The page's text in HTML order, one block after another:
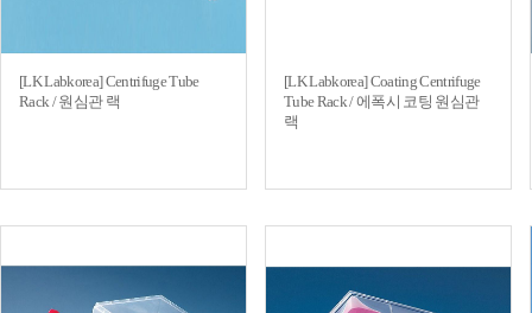
[LK Labkorea] Centrifuge Tube
Rack / 원심관 랙
[LK Labkorea] Coating Centrifuge
Tube Rack / 에폭시 코팅 원심관
랙